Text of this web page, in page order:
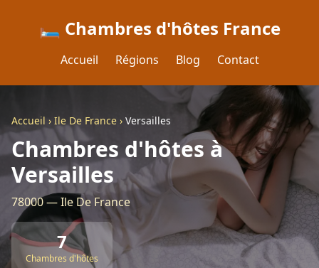
🛏️ Chambres d'hôtes France
Accueil Régions Blog Contact
Accueil › Ile De France › Versailles
Chambres d'hôtes à
Versailles
78000 — Ile De France
7
Chambres d'hôtes